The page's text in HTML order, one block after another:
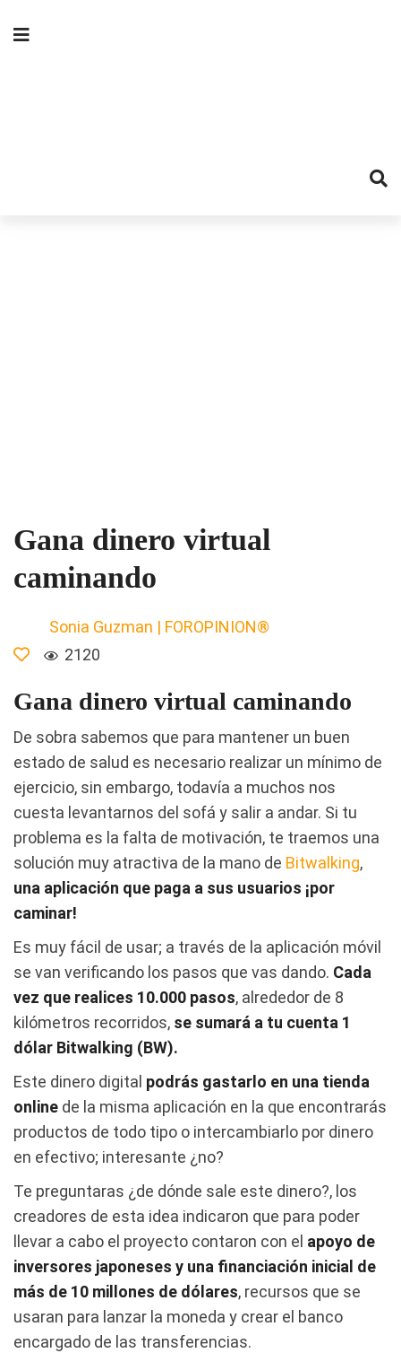
Gana dinero virtual
caminando
Sonia Guzman | FOROPINION®
2120
Gana dinero virtual caminando
De sobra sabemos que para mantener un buen
estado de salud es necesario realizar un mínimo de
ejercicio, sin embargo, todavía a muchos nos
cuesta levantarnos del sofá y salir a andar. Si tu
problema es la falta de motivación, te traemos una
solución muy atractiva de la mano de Bitwalking,
una aplicación que paga a sus usuarios ¡por
caminar!
Es muy fácil de usar; a través de la aplicación móvil
se van verificando los pasos que vas dando. Cada
vez que realices 10.000 pasos, alrededor de 8
kilómetros recorridos, se sumará a tu cuenta 1
dólar Bitwalking (BW).
Este dinero digital podrás gastarlo en una tienda
online de la misma aplicación en la que encontrarás
productos de todo tipo o intercambiarlo por dinero
en efectivo; interesante ¿no?
Te preguntaras ¿de dónde sale este dinero?, los
creadores de esta idea indicaron que para poder
llevar a cabo el proyecto contaron con el apoyo de
inversores japoneses y una financiación inicial de
más de 10 millones de dólares, recursos que se
usaran para lanzar la moneda y crear el banco
encargado de las transferencias.